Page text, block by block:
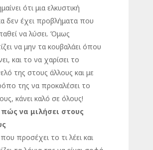
ότι μια ελκυστική
δεν έχει προβλήματα που
να λύσει. Όμως
να μην τα κουβαλάει όπου
και το να χαρίσει το
της στους άλλους και με
της να προκαλέσει το
κάνει καλό σε όλους!
πώς να μιλήσει στους
προσέχει το τι λέει και